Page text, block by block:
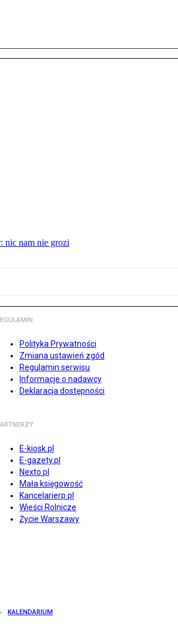
nic nam nie grozi
Polityka Prywatności
Zmiana ustawień zgód
Regulamin serwisu
Informacje o nadawcy
Deklaracja dostępności
E-kiosk.pl
E-gazety.pl
Nexto.pl
Mała księgowość
Kancelarierp.pl
Wieści Rolnicze
Życie Warszawy
KALENDARIUM